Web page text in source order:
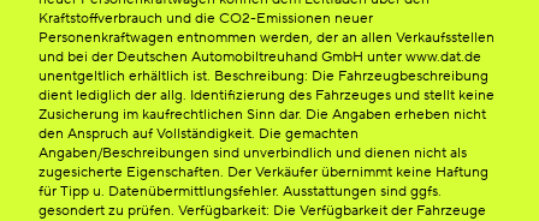
Kraftstoffverbrauch und die CO2-Emissionen neuer
Personenkraftwagen entnommen werden, der an allen Verkaufsstellen
und bei der Deutschen Automobiltreuhand GmbH unter www.dat.de
unentgeltlich erhältlich ist. Beschreibung: Die Fahrzeugbeschreibung
dient lediglich der allg. Identifizierung des Fahrzeuges und stellt keine
Zusicherung im kaufrechtlichen Sinn dar. Die Angaben erheben nicht
den Anspruch auf Vollständigkeit. Die gemachten
Angaben/Beschreibungen sind unverbindlich und dienen nicht als
zugesicherte Eigenschaften. Der Verkäufer übernimmt keine Haftung
für Tipp u. Datenübermittlungsfehler. Ausstattungen sind ggfs.
gesondert zu prüfen. Verfügbarkeit: Die Verfügbarkeit der Fahrzeuge